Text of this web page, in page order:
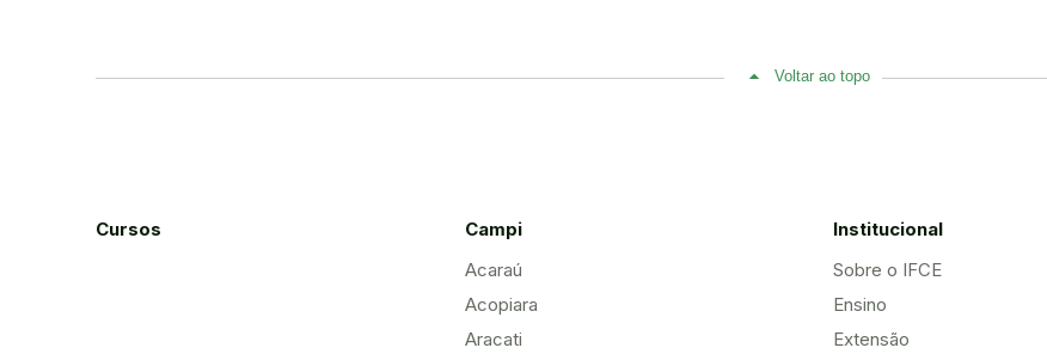
Voltar ao topo
Cursos
Campi
Acaraú
Acopiara
Aracati
Institucional
Sobre o IFCE
Ensino
Extensão